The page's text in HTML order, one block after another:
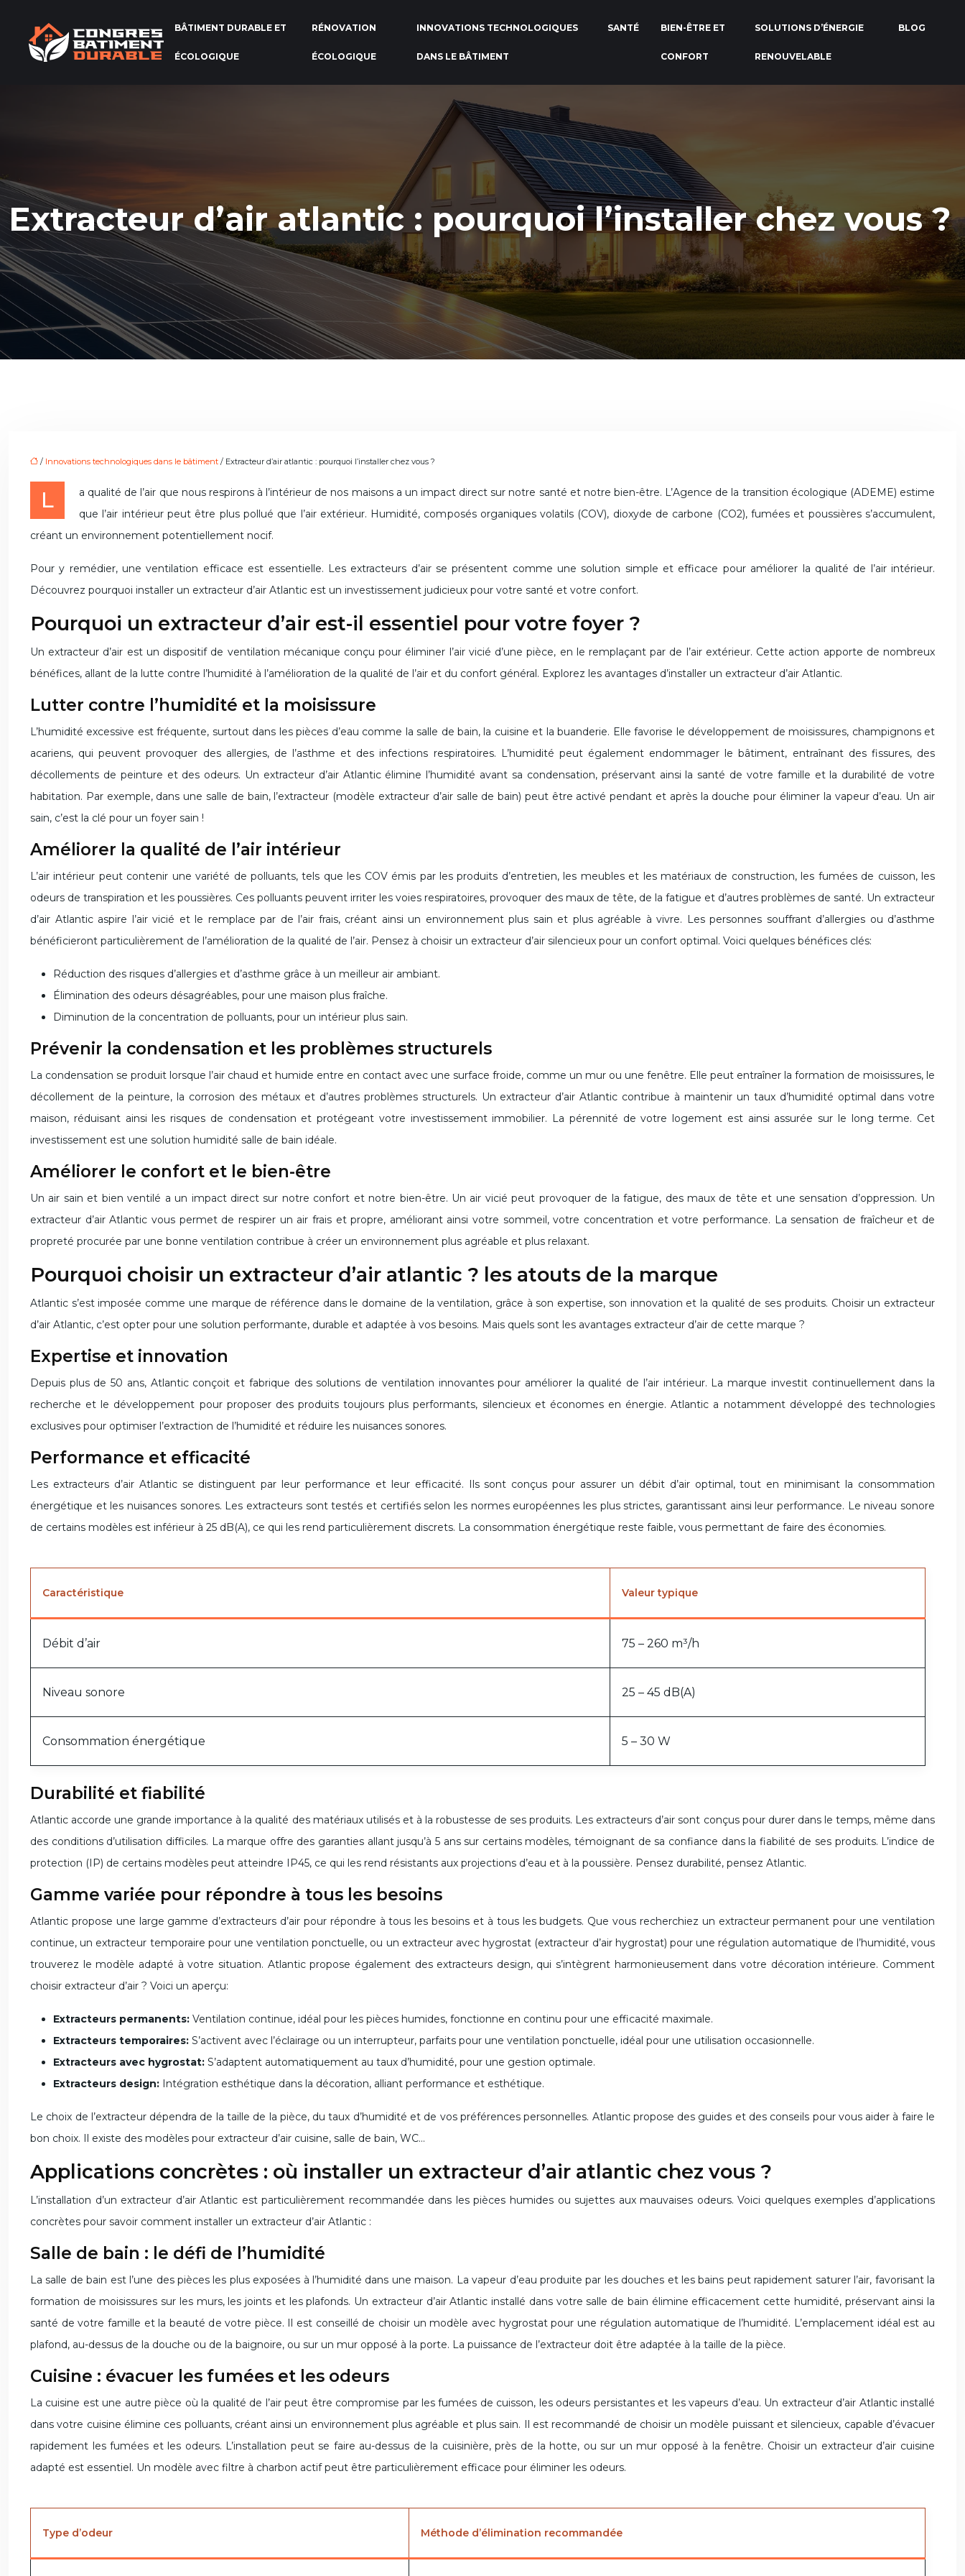
BÂTIMENT DURABLE ET
ÉCOLOGIQUE
RÉNOVATION
ÉCOLOGIQUE
INNOVATIONS TECHNOLOGIQUES
DANS LE BÂTIMENT
SANTÉ BIEN-ÊTRE ET
CONFORT
SOLUTIONS D’ÉNERGIE
RENOUVELABLE
BLOG
Extracteur d’air atlantic : pourquoi l’installer chez vous ?
/ Innovations technologiques dans le bâtiment / Extracteur d’air atlantic : pourquoi l’installer chez vous ?
La qualité de l’air que nous respirons à l’intérieur de nos maisons a un impact direct sur notre santé et notre bien-être. L’Agence de la transition écologique (ADEME) estime
que l’air intérieur peut être plus pollué que l’air extérieur. Humidité, composés organiques volatils (COV), dioxyde de carbone (CO2), fumées et poussières s’accumulent,
créant un environnement potentiellement nocif.
Pour y remédier, une ventilation efficace est essentielle. Les extracteurs d’air se présentent comme une solution simple et efficace pour améliorer la qualité de l’air intérieur.
Découvrez pourquoi installer un extracteur d’air Atlantic est un investissement judicieux pour votre santé et votre confort.
Pourquoi un extracteur d’air est-il essentiel pour votre foyer ?
Un extracteur d’air est un dispositif de ventilation mécanique conçu pour éliminer l’air vicié d’une pièce, en le remplaçant par de l’air extérieur. Cette action apporte de nombreux
bénéfices, allant de la lutte contre l’humidité à l’amélioration de la qualité de l’air et du confort général. Explorez les avantages d’installer un extracteur d’air Atlantic.
Lutter contre l’humidité et la moisissure
L’humidité excessive est fréquente, surtout dans les pièces d’eau comme la salle de bain, la cuisine et la buanderie. Elle favorise le développement de moisissures, champignons et
acariens, qui peuvent provoquer des allergies, de l’asthme et des infections respiratoires. L’humidité peut également endommager le bâtiment, entraînant des fissures, des
décollements de peinture et des odeurs. Un extracteur d’air Atlantic élimine l’humidité avant sa condensation, préservant ainsi la santé de votre famille et la durabilité de votre
habitation. Par exemple, dans une salle de bain, l’extracteur (modèle extracteur d’air salle de bain) peut être activé pendant et après la douche pour éliminer la vapeur d’eau. Un air
sain, c’est la clé pour un foyer sain !
Améliorer la qualité de l’air intérieur
L’air intérieur peut contenir une variété de polluants, tels que les COV émis par les produits d’entretien, les meubles et les matériaux de construction, les fumées de cuisson, les
odeurs de transpiration et les poussières. Ces polluants peuvent irriter les voies respiratoires, provoquer des maux de tête, de la fatigue et d’autres problèmes de santé. Un extracteur
d’air Atlantic aspire l’air vicié et le remplace par de l’air frais, créant ainsi un environnement plus sain et plus agréable à vivre. Les personnes souffrant d’allergies ou d’asthme
bénéficieront particulièrement de l’amélioration de la qualité de l’air. Pensez à choisir un extracteur d’air silencieux pour un confort optimal. Voici quelques bénéfices clés:
Réduction des risques d’allergies et d’asthme grâce à un meilleur air ambiant.
Élimination des odeurs désagréables, pour une maison plus fraîche.
Diminution de la concentration de polluants, pour un intérieur plus sain.
Prévenir la condensation et les problèmes structurels
La condensation se produit lorsque l’air chaud et humide entre en contact avec une surface froide, comme un mur ou une fenêtre. Elle peut entraîner la formation de moisissures, le
décollement de la peinture, la corrosion des métaux et d’autres problèmes structurels. Un extracteur d’air Atlantic contribue à maintenir un taux d’humidité optimal dans votre
maison, réduisant ainsi les risques de condensation et protégeant votre investissement immobilier. La pérennité de votre logement est ainsi assurée sur le long terme. Cet
investissement est une solution humidité salle de bain idéale.
Améliorer le confort et le bien-être
Un air sain et bien ventilé a un impact direct sur notre confort et notre bien-être. Un air vicié peut provoquer de la fatigue, des maux de tête et une sensation d’oppression. Un
extracteur d’air Atlantic vous permet de respirer un air frais et propre, améliorant ainsi votre sommeil, votre concentration et votre performance. La sensation de fraîcheur et de
propreté procurée par une bonne ventilation contribue à créer un environnement plus agréable et plus relaxant.
Pourquoi choisir un extracteur d’air atlantic ? les atouts de la marque
Atlantic s’est imposée comme une marque de référence dans le domaine de la ventilation, grâce à son expertise, son innovation et la qualité de ses produits. Choisir un extracteur
d’air Atlantic, c’est opter pour une solution performante, durable et adaptée à vos besoins. Mais quels sont les avantages extracteur d’air de cette marque ?
Expertise et innovation
Depuis plus de 50 ans, Atlantic conçoit et fabrique des solutions de ventilation innovantes pour améliorer la qualité de l’air intérieur. La marque investit continuellement dans la
recherche et le développement pour proposer des produits toujours plus performants, silencieux et économes en énergie. Atlantic a notamment développé des technologies
exclusives pour optimiser l’extraction de l’humidité et réduire les nuisances sonores.
Performance et efficacité
Les extracteurs d’air Atlantic se distinguent par leur performance et leur efficacité. Ils sont conçus pour assurer un débit d’air optimal, tout en minimisant la consommation
énergétique et les nuisances sonores. Les extracteurs sont testés et certifiés selon les normes européennes les plus strictes, garantissant ainsi leur performance. Le niveau sonore
de certains modèles est inférieur à 25 dB(A), ce qui les rend particulièrement discrets. La consommation énergétique reste faible, vous permettant de faire des économies.
Caractéristique Valeur typique
Débit d’air 75 – 260 m³/h
Niveau sonore 25 – 45 dB(A)
Consommation énergétique 5 – 30 W
Durabilité et fiabilité
Atlantic accorde une grande importance à la qualité des matériaux utilisés et à la robustesse de ses produits. Les extracteurs d’air sont conçus pour durer dans le temps, même dans
des conditions d’utilisation difficiles. La marque offre des garanties allant jusqu’à 5 ans sur certains modèles, témoignant de sa confiance dans la fiabilité de ses produits. L’indice de
protection (IP) de certains modèles peut atteindre IP45, ce qui les rend résistants aux projections d’eau et à la poussière. Pensez durabilité, pensez Atlantic.
Gamme variée pour répondre à tous les besoins
Atlantic propose une large gamme d’extracteurs d’air pour répondre à tous les besoins et à tous les budgets. Que vous recherchiez un extracteur permanent pour une ventilation
continue, un extracteur temporaire pour une ventilation ponctuelle, ou un extracteur avec hygrostat (extracteur d’air hygrostat) pour une régulation automatique de l’humidité, vous
trouverez le modèle adapté à votre situation. Atlantic propose également des extracteurs design, qui s’intègrent harmonieusement dans votre décoration intérieure. Comment
choisir extracteur d’air ? Voici un aperçu:
Extracteurs permanents: Ventilation continue, idéal pour les pièces humides, fonctionne en continu pour une efficacité maximale.
Extracteurs temporaires: S’activent avec l’éclairage ou un interrupteur, parfaits pour une ventilation ponctuelle, idéal pour une utilisation occasionnelle.
Extracteurs avec hygrostat: S’adaptent automatiquement au taux d’humidité, pour une gestion optimale.
Extracteurs design: Intégration esthétique dans la décoration, alliant performance et esthétique.
Le choix de l’extracteur dépendra de la taille de la pièce, du taux d’humidité et de vos préférences personnelles. Atlantic propose des guides et des conseils pour vous aider à faire le
bon choix. Il existe des modèles pour extracteur d’air cuisine, salle de bain, WC…
Applications concrètes : où installer un extracteur d’air atlantic chez vous ?
L’installation d’un extracteur d’air Atlantic est particulièrement recommandée dans les pièces humides ou sujettes aux mauvaises odeurs. Voici quelques exemples d’applications
concrètes pour savoir comment installer un extracteur d’air Atlantic :
Salle de bain : le défi de l’humidité
La salle de bain est l’une des pièces les plus exposées à l’humidité dans une maison. La vapeur d’eau produite par les douches et les bains peut rapidement saturer l’air, favorisant la
formation de moisissures sur les murs, les joints et les plafonds. Un extracteur d’air Atlantic installé dans votre salle de bain élimine efficacement cette humidité, préservant ainsi la
santé de votre famille et la beauté de votre pièce. Il est conseillé de choisir un modèle avec hygrostat pour une régulation automatique de l’humidité. L’emplacement idéal est au
plafond, au-dessus de la douche ou de la baignoire, ou sur un mur opposé à la porte. La puissance de l’extracteur doit être adaptée à la taille de la pièce.
Cuisine : évacuer les fumées et les odeurs
La cuisine est une autre pièce où la qualité de l’air peut être compromise par les fumées de cuisson, les odeurs persistantes et les vapeurs d’eau. Un extracteur d’air Atlantic installé
dans votre cuisine élimine ces polluants, créant ainsi un environnement plus agréable et plus sain. Il est recommandé de choisir un modèle puissant et silencieux, capable d’évacuer
rapidement les fumées et les odeurs. L’installation peut se faire au-dessus de la cuisinière, près de la hotte, ou sur un mur opposé à la fenêtre. Choisir un extracteur d’air cuisine
adapté est essentiel. Un modèle avec filtre à charbon actif peut être particulièrement efficace pour éliminer les odeurs.
Type d’odeur Méthode d’élimination recommandée